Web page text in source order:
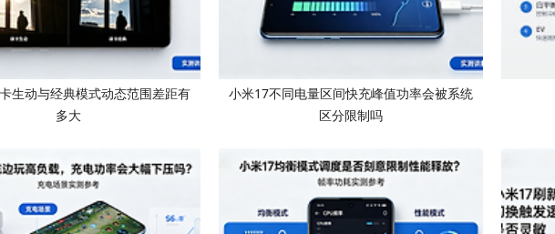
生动与经典模式动态范围差距有
多大
小米17不同电量区间快充峰值功率会被系统
区分限制吗